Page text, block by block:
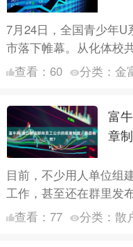
7月24日，全国青少年
市落下帷幕。从化体校
校俱乐部组别U10组男
查看： 60 分类： 金
富
章
目前，不少用人单位组
工作，甚至还在群里发
发布的规章制度是否有
查看： 77 分类： 散